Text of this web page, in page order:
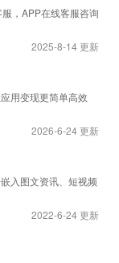
，APP在线客服咨询
2025-8-14 更新
用变现更简单高效
2026-6-24 更新
入图文资讯、短视频
2022-6-24 更新